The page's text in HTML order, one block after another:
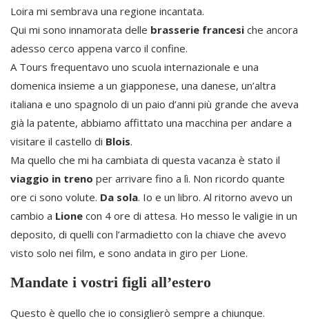
Loira mi sembrava una regione incantata.
Qui mi sono innamorata delle brasserie francesi che ancora
adesso cerco appena varco il confine.
A Tours frequentavo uno scuola internazionale e una
domenica insieme a un giapponese, una danese, un’altra
italiana e uno spagnolo di un paio d’anni più grande che aveva
già la patente, abbiamo affittato una macchina per andare a
visitare il castello di Blois.
Ma quello che mi ha cambiata di questa vacanza è stato il
viaggio in treno per arrivare fino a lì. Non ricordo quante
ore ci sono volute. Da sola. Io e un libro. Al ritorno avevo un
cambio a Lione con 4 ore di attesa. Ho messo le valigie in un
deposito, di quelli con l’armadietto con la chiave che avevo
visto solo nei film, e sono andata in giro per Lione.
Mandate i vostri figli all’estero
Questo è quello che io consiglierò sempre a chiunque.